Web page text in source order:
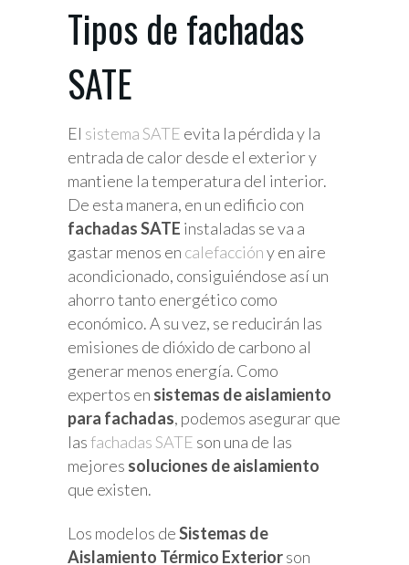
Tipos de fachadas
SATE
El sistema SATE evita la pérdida y la
entrada de calor desde el exterior y
mantiene la temperatura del interior.
De esta manera, en un edificio con
fachadas SATE instaladas se va a
gastar menos en calefaccióny en aire
acondicionado, consiguiéndose así un
ahorro tanto energético como
económico. A su vez, se reducirán las
emisiones de dióxido de carbono al
generar menos energía. Como
expertos en sistemas de aislamiento
para fachadas, podemos asegurar que
lasfachadas SATE son una de las
mejores soluciones de aislamiento
que existen.
Los modelos deSistemas de
Aislamiento Térmico Exteriorson